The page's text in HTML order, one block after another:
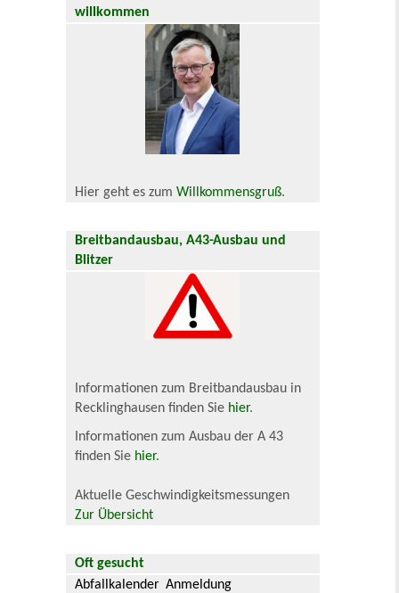
willkommen
Hier geht es zumWillkommensgruß.
Breitbandausbau, A43-Ausbau und
Blitzer
Informationen zum Breitbandausbau in
Recklinghausen finden Sie hier.
Informationen zum Ausbau der A 43
finden Sie hier.
Aktuelle Geschwindigkeitsmessungen
Zur Übersicht
Oft gesucht
Abfallkalender Anmeldung